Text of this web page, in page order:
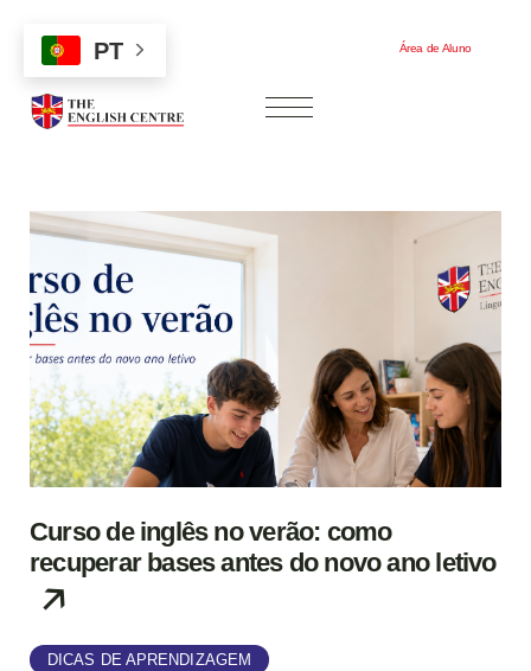
Área de Aluno
Curso de inglês no verão: como
recuperar bases antes do novo ano letivo
DICAS DE APRENDIZAGEM
PT